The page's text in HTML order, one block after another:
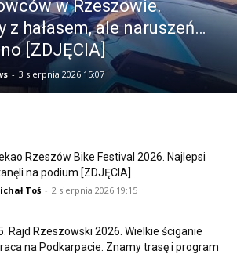
w Rzeszowie.
z hałasem, ale naruszeń…
[ZDJĘCIA]
- 3 sierpnia 2026 15:07
Rzeszów Bike Festival 2026. Najlepsi
na podium [ZDJĘCIA]
Toś - 2 sierpnia 2026 19:15
Rajd Rzeszowski 2026. Wielkie ściganie
na Podkarpacie. Znamy trasę i program